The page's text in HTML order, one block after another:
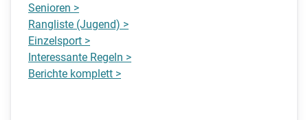
Senioren >
Rangliste (Jugend) >
Einzelsport >
Interessante Regeln >
Berichte komplett >